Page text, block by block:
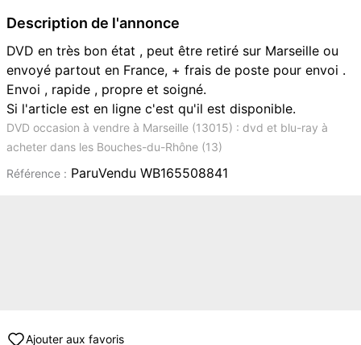
Description de l'annonce
DVD en très bon état , peut être retiré sur Marseille ou
envoyé partout en France, + frais de poste pour envoi .
Envoi , rapide , propre et soigné.
Si l'article est en ligne c'est qu'il est disponible.
DVD occasion à vendre à Marseille (13015) : dvd et blu-ray à
acheter dans les Bouches-du-Rhône (13)
Référence : ParuVendu WB165508841
Ajouter aux favoris